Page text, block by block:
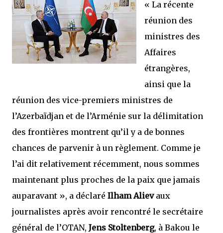
« La récente
réunion des
ministres des
Affaires
étrangères,
ainsi que la
réunion des vice-premiers ministres de
l’Azerbaïdjan et de l’Arménie sur la délimitation
des frontières montrent qu’il y a de bonnes
chances de parvenir à un règlement. Comme je
l’ai dit relativement récemment, nous sommes
maintenant plus proches de la paix que jamais
auparavant », a déclaré Ilham Alievaux
journalistes après avoir rencontré le secrétaire
général de l’OTAN, Jens Stoltenberg, à Bakou le